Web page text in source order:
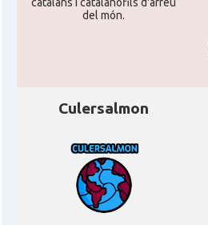
catalans i catalanòfils d'arreu
del món.
Culersalmon